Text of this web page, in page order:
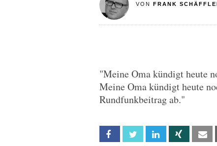
VON FRANK
"Meine Oma kündigt heute
Meine Oma kündigt heute
Rundfunkbeitrag ab."
Facebook Twitter Linkedin Xing